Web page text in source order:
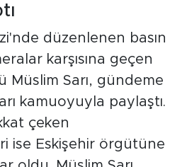
düzenlenen basın
karşısına geçen
Müslim Sarı, gündeme
kamuoyuyla paylaştı.
çeken
ise Eskişehir örgütüne